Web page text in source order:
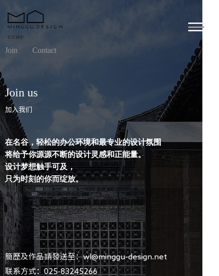
Join Contact
Join us
加入我们
在名谷，轻松的办公环境和最专业的设计氛围
将给予你源源不断的设计灵感和正能量。
设计梦想触手可及，
只为时刻的你而绽放。
簡歷及作品請發送至：wl@minggu-design.net
联系方式：025-83245266